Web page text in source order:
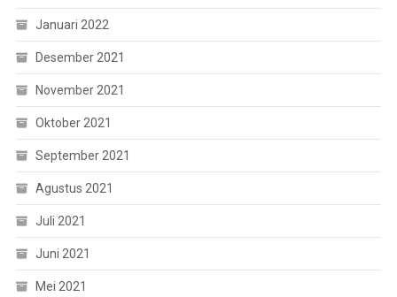
Januari 2022
Desember 2021
November 2021
Oktober 2021
September 2021
Agustus 2021
Juli 2021
Juni 2021
Mei 2021